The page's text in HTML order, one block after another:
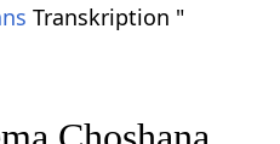
Transkription "